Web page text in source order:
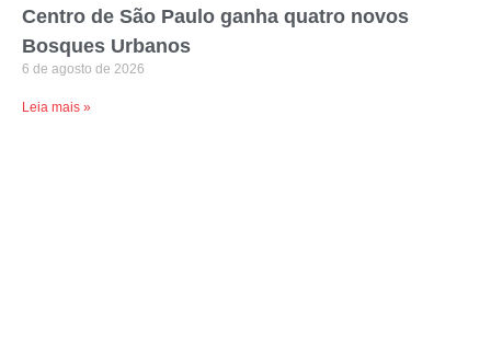
Centro de São Paulo ganha quatro novos
Bosques Urbanos
6 de agosto de 2026
Leia mais »